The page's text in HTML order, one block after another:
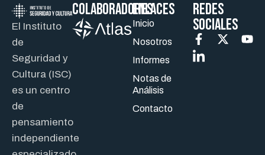
El Instituto
de
Seguridad y
Cultura (ISC)
es un centro
de
pensamiento
independiente
ColaboradoresENLACES
Inicio
Nosotros
Informes
Notas de
Análisis
Contacto
REDES
SOCIALES